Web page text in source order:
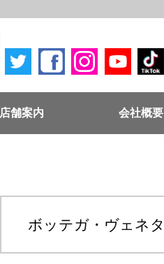
店舗案内 会社概要
ボッテガ・ヴェネタ